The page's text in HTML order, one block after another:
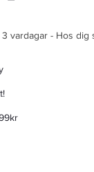
vardagar - Hos dig